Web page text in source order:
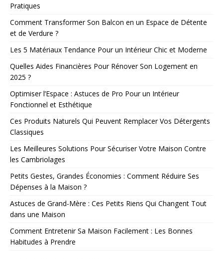
Pratiques
Comment Transformer Son Balcon en un Espace de Détente
et de Verdure ?
Les 5 Matériaux Tendance Pour un Intérieur Chic et Moderne
Quelles Aides Financières Pour Rénover Son Logement en
2025 ?
Optimiser l’Espace : Astuces de Pro Pour un Intérieur
Fonctionnel et Esthétique
Ces Produits Naturels Qui Peuvent Remplacer Vos Détergents
Classiques
Les Meilleures Solutions Pour Sécuriser Votre Maison Contre
les Cambriolages
Petits Gestes, Grandes Économies : Comment Réduire Ses
Dépenses à la Maison ?
Astuces de Grand-Mère : Ces Petits Riens Qui Changent Tout
dans une Maison
Comment Entretenir Sa Maison Facilement : Les Bonnes
Habitudes à Prendre